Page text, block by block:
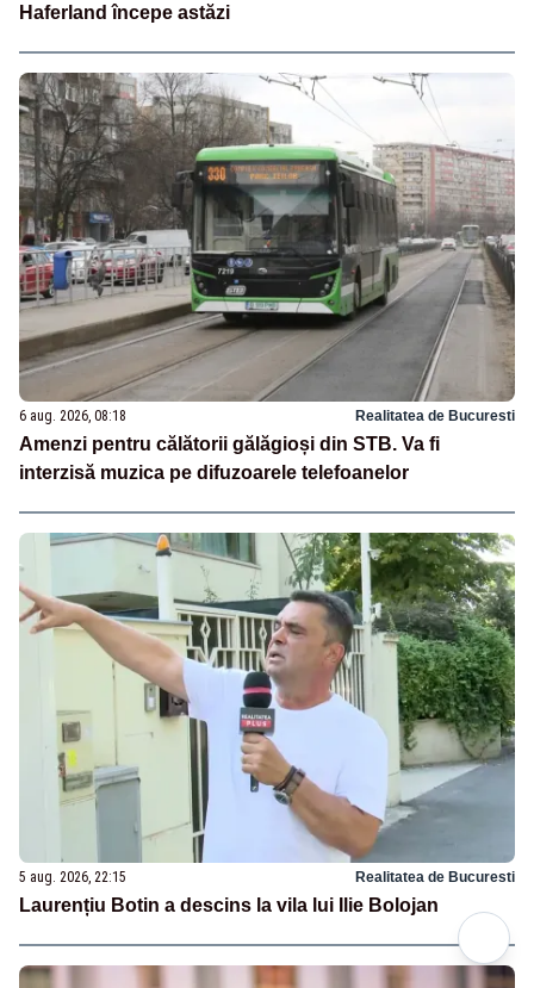
Haferland începe astăzi
6 aug. 2026, 08:18 Realitatea de Bucuresti
Amenzi pentru călătorii gălăgioși din STB. Va fi
interzisă muzica pe difuzoarele telefoanelor
5 aug. 2026, 22:15 Realitatea de Bucuresti
Laurențiu Botin a descins la vila lui Ilie Bolojan